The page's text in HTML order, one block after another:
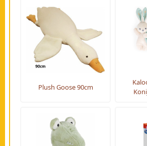
Plush Goose 90cm